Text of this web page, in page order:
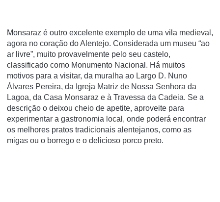
Monsaraz é outro excelente exemplo de uma vila medieval,
agora no coração do Alentejo. Considerada um museu “ao
ar livre”, muito provavelmente pelo seu castelo,
classificado como Monumento Nacional. Há muitos
motivos para a visitar, da muralha ao Largo D. Nuno
Álvares Pereira, da Igreja Matriz de Nossa Senhora da
Lagoa, da Casa Monsaraz e à Travessa da Cadeia. Se a
descrição o deixou cheio de apetite, aproveite para
experimentar a gastronomia local, onde poderá encontrar
os melhores pratos tradicionais alentejanos, como as
migas ou o borrego e o delicioso porco preto.